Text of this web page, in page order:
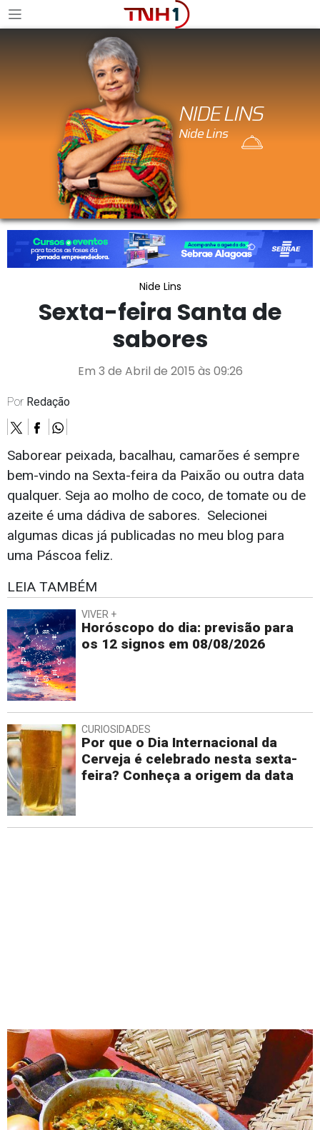
NIDE LINS
Nide Lins
Sexta-feira Santa de
sabores
Em 3 de Abril de 2015 às 09:26
Por Redação
Saborear peixada, bacalhau, camarões é sempre
bem-vindo na Sexta-feira da Paixão ou outra data
qualquer. Seja ao molho de coco, de tomate ou de
azeite é uma dádiva de sabores. Selecionei
algumas dicas já publicadas no meu blog para
uma Páscoa feliz.
LEIA TAMBÉM
VIVER +
Horóscopo do dia: previsão para
os 12 signos em 08/08/2026
CURIOSIDADES
Por que o Dia Internacional da
Cerveja é celebrado nesta sexta-
feira? Conheça a origem da data